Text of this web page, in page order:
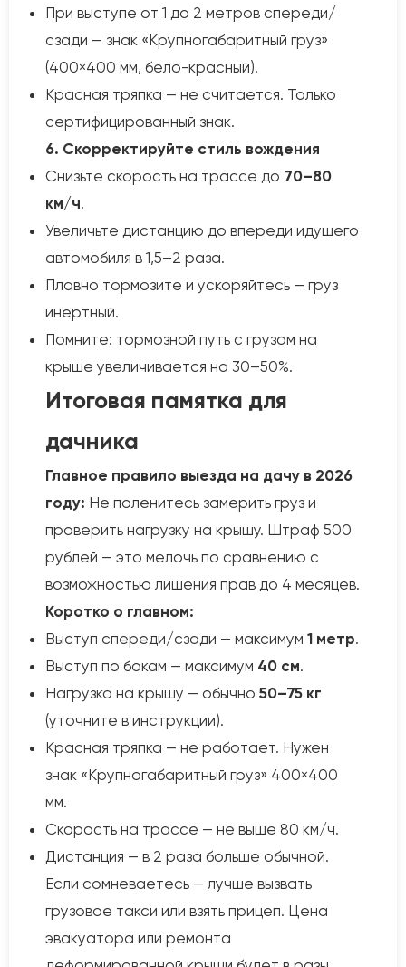
При выступе от 1 до 2 метров спереди/
сзади — знак «Крупногабаритный груз»
(400×400 мм, бело-красный).
Красная тряпка — не считается. Только
сертифицированный знак.
6. Скорректируйте стиль вождения
Снизьте скорость на трассе до 70–80
км/ч.
Увеличьте дистанцию до впереди идущего
автомобиля в 1,5–2 раза.
Плавно тормозите и ускоряйтесь — груз
инертный.
Помните: тормозной путь с грузом на
крыше увеличивается на 30–50%.
Итоговая памятка для
дачника
Главное правило выезда на дачу в 2026
году: Не поленитесь замерить груз и
проверить нагрузку на крышу. Штраф 500
рублей — это мелочь по сравнению с
возможностью лишения прав до 4 месяцев.
Коротко о главном:
Выступ спереди/сзади — максимум 1 метр.
Выступ по бокам — максимум 40 см.
Нагрузка на крышу — обычно 50–75 кг
(уточните в инструкции).
Красная тряпка — не работает. Нужен
знак «Крупногабаритный груз» 400×400
мм.
Скорость на трассе — не выше 80 км/ч.
Дистанция — в 2 раза больше обычной.
Если сомневаетесь — лучше вызвать
грузовое такси или взять прицеп. Цена
эвакуатора или ремонта